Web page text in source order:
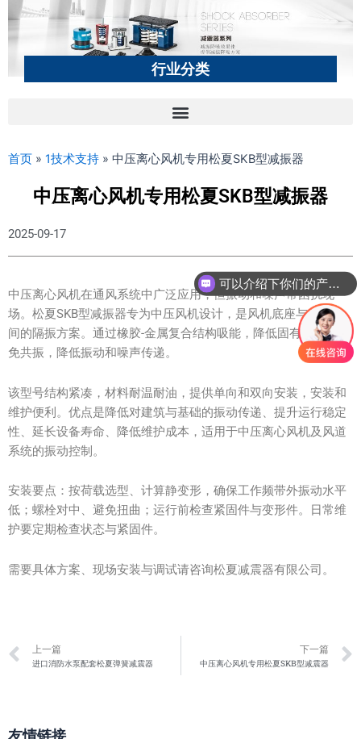
行业分类
首页 » 1技术支持 » 中压离心风机专用松夏SKB型减振器
中压离心风机专用松夏SKB型减振器
2025-09-17
中压离心风机在通风系统中广泛应用，但振动和噪声常困扰现
场。松夏SKB型减振器专为中压风机设计，是风机底座与基础之
间的隔振方案。通过橡胶-金属复合结构吸能，降低固有频率，避
免共振，降低振动和噪声传递。
该型号结构紧凑，材料耐温耐油，提供单向和双向安装，安装和
维护便利。优点是降低对建筑与基础的振动传递、提升运行稳定
性、延长设备寿命、降低维护成本，适用于中压离心风机及风道
系统的振动控制。
安装要点：按荷载选型、计算静变形，确保工作频带外振动水平
低；螺栓对中、避免扭曲；运行前检查紧固件与变形件。日常维
护要定期检查状态与紧固件。
需要具体方案、现场安装与调试请咨询松夏减震器有限公司。
Prev
上一篇
进口消防水泵配套松夏弹簧减震器
下一篇
中压离心风机专用松夏SKB型减震器
友情链接
可以介绍下你们的产品么？